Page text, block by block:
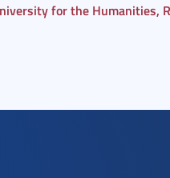
for the Humanities,